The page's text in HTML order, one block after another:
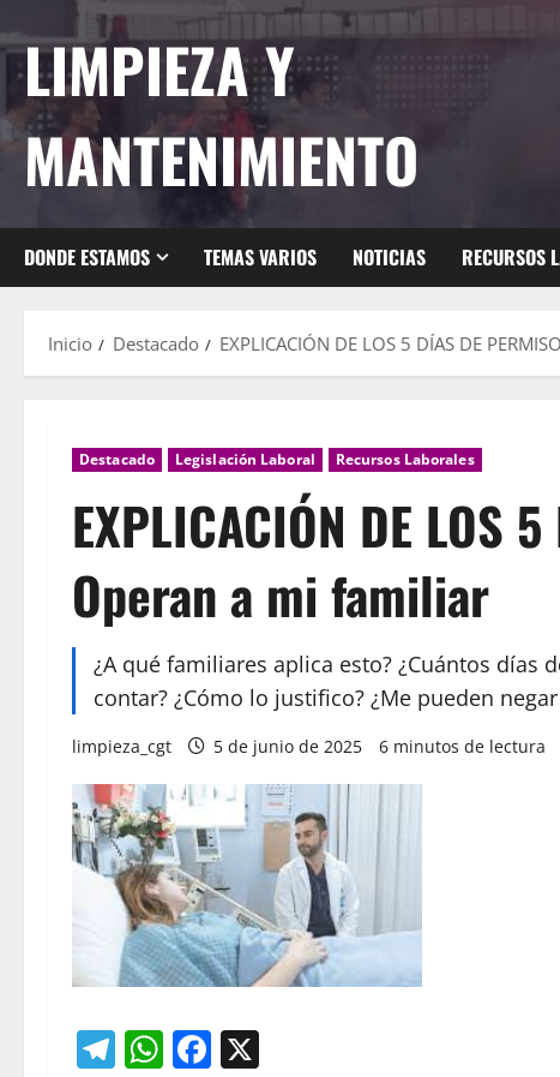
al
contenido
LIMPIEZA Y
MANTENIMIENTO
DONDE ESTAMOS TEMAS VARIOS NOTICIAS RECURSOS
Inicio Destacado EXPLICACIÓN DE LOS 5 DÍAS DE
Destacado Legislación Laboral Recursos Laborales
EXPLICACIÓN DE LOS
Operan a mi familiar
¿A qué familiares aplica esto? ¿Cuántos días
contar? ¿Cómo lo justifico? ¿Me pueden
limpieza_cgt 5 de junio de 2025 6 minutos de lectura
Telegram
WhatsApp
Facebook